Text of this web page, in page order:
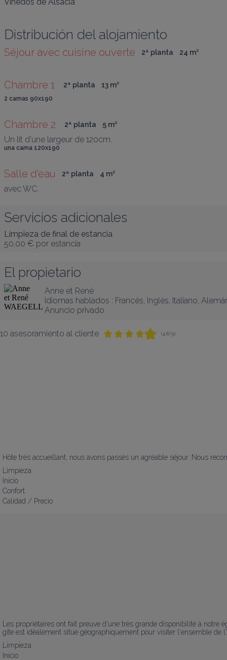
Distribución del alojamiento
Séjour avec cuisine ouverte 2ª planta 24 m²
Chambre 1 2ª planta 13 m²
2 camas 90x190
Chambre 2 2ª planta 5 m²
Un lit d'une largeur de 120cm.
una cama 120x190
Salle d'eau 2ª planta 4 m²
avec WC.
Servicios adicionales
Limpieza de final de estancia
50,00 € por estancia
El propietario
Anne et René
Idiomas hablados : Francés Inglés Italiano
Anuncio privado
10 asesoramiento al cliente (4,8/5)
Hôte très accueillant, nous avons passés un agréable séjour. Nous
Limpieza
Inicio
Confort
Calidad / Precio
Les propriétaires ont fait preuve d'une très grande disponibilité à
gîte est idéalement situé géographiquement pour visiter l'ensemble de
Limpieza
Inicio